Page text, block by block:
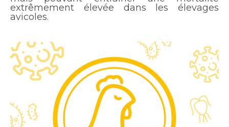
extrêmement élevée dans les élevages
avicoles.